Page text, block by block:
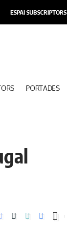
ESPAI SUBSCRIPTORS
PORTADES